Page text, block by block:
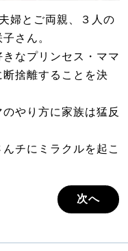
婦とご両親、３人の
さん。
なプリンセス・ママ
捨離することを決
やり方に家族は猛反
チにミラクルを起こ
次へ